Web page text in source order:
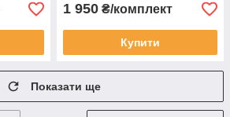
1 950 ₴/комплект
Купити
Показати ще